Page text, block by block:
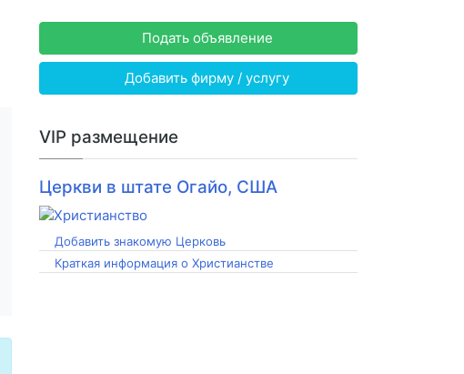
Подать объявление
Добавить фирму / услугу
VIP размещение
Церкви в штате Огайо, США
Добавить знакомую Церковь
Краткая информация о Христианстве